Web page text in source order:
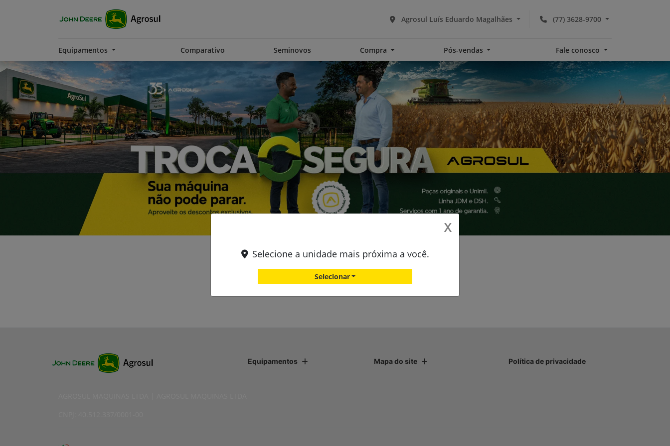
(77) 3628-9700
Agrosul Luís Eduardo Magalhães
Equipamentos Comparativo Seminovos Compra Pós-vendas Fale conosco
Equipamentos Mapa do site Política de privacidade
X
Selecione a unidade mais próxima a você.
Selecionar